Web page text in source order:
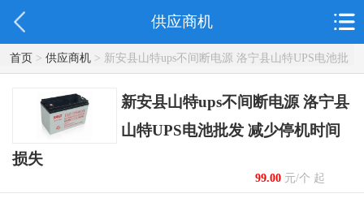
供应商机
首页> 供应商机> 新安县山特ups不间断电源 洛宁县山特UPS电池批
发 减少停机时间损失
新安县山特ups不间断电源 洛宁县
山特UPS电池批发 减少停机时间
损失
99.00元/个 起